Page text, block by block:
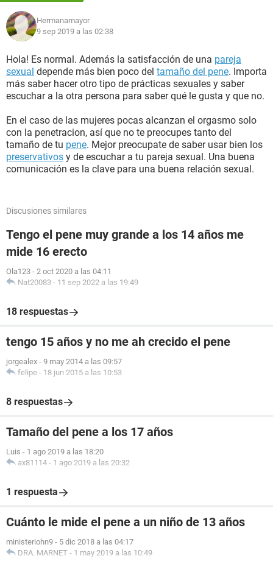
Hermanamayor
9 sep 2019 a las 02:38
Hola! Es normal. Además la satisfacción de una pareja
sexual depende más bien poco del tamaño del pene. Importa
más saber hacer otro tipo de prácticas sexuales y saber
escuchar a la otra persona para saber qué le gusta y que no.
En el caso de las mujeres pocas alcanzan el orgasmo solo
con la penetracion, así que no te preocupes tanto del
tamaño de tu pene. Mejor preocupate de saber usar bien los
preservativos y de escuchar a tu pareja sexual. Una buena
comunicación es la clave para una buena relación sexual.
Discusiones similares
Tengo el pene muy grande a los 14 años me
mide 16 erecto
Ola123 - 2 oct 2020 a las 04:11
Nat20083 - 11 sep 2022 a las 19:49
18 respuestas
tengo 15 años y no me ah crecido el pene
jorgealex - 9 may 2014 a las 09:57
felipe - 18 jun 2015 a las 10:53
8 respuestas
Tamaño del pene a los 17 años
Luis - 1 ago 2019 a las 18:20
ax81114 - 1 ago 2019 a las 20:32
1 respuesta
Cuánto le mide el pene a un niño de 13 años
ministeriohn9 - 5 dic 2018 a las 04:17
DRA. MARNET - 1 may 2019 a las 10:49